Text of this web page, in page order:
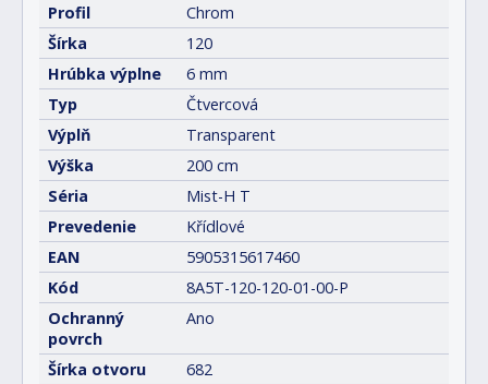
Profil
Chrom
Šírka
120
Hrúbka výplne
6 mm
Typ
Čtvercová
Výplň
Transparent
Výška
200 cm
Séria
Mist-H T
Prevedenie
Křídlové
EAN
5905315617460
Kód
8A5T-120-120-01-00-P
Ochranný
povrch
Ano
Šírka otvoru
682